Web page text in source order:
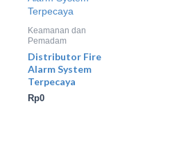
Keamanan dan
Pemadam
Distributor Fire
Alarm System
Terpecaya
Rp0